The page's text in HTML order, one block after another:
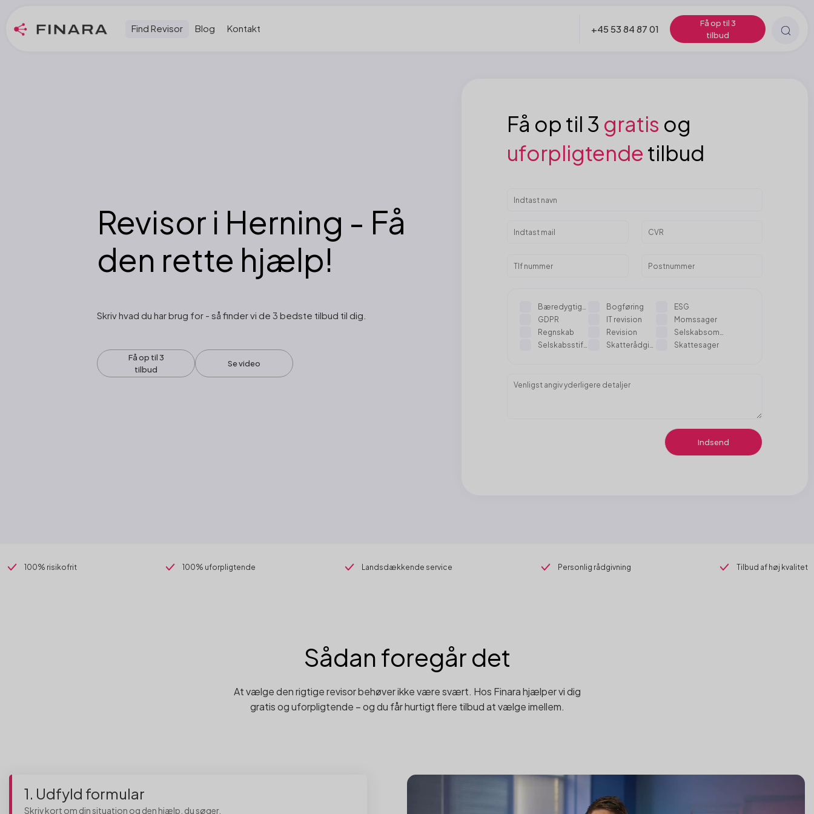
Find Revisor Blog Kontakt +45 53 84 87 01
Få op til 3
tilbud
Revisor i Herning - Få
den rette hjælp!
Skriv hvad du har brug for - så finder vi de 3 bedste tilbud til dig.
Få op til 3
tilbud
Se video
Få op til 3 gratis og
uforpligtende tilbud
Bæredygtighedsrapportering Bogføring
ESG
GDPR
IT revision
Momssager
Regnskab
Revision
Selskabsomdannelser
Selskabsstiftelse
Skatterådgivning Skattesager
100% risikofrit 100% uforpligtende Landsdækkende service Personlig rådgivning Tilbud af høj kvalitet
Sådan foregår det
At vælge den rigtige revisor behøver ikke være svært. Hos Finara hjælper vi dig
gratis og uforpligtende – og du får hurtigt flere tilbud at vælge imellem.
1. Udfyld formular
Skriv kort om din situation og den hjælp, du søger.